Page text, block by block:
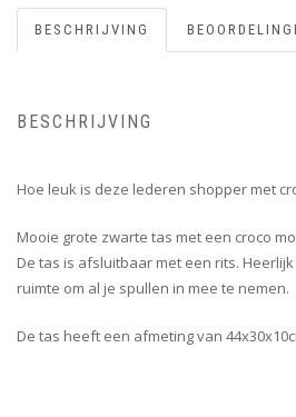
BESCHRIJVING
BESCHRIJVING
Hoe leuk is deze lederen shopper met
Mooie grote zwarte tas met een croco
De tas is afsluitbaar met een rits.
ruimte om al je spullen in mee te nemen.
De tas heeft een afmeting van